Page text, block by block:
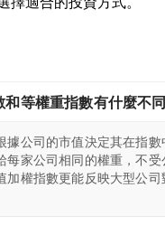
和等權重指數有什麼不
據公司的市值決定其在指
每家公司相同的權重，不受
加權指數更能反映大型公司